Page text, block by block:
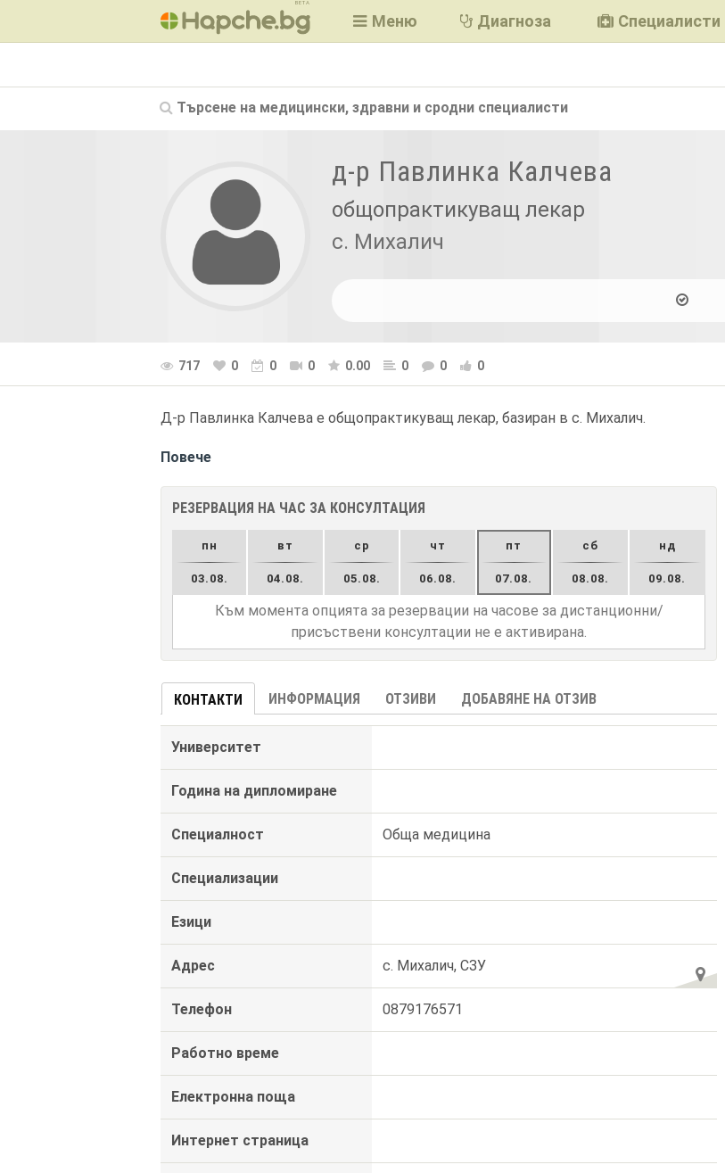
BETA
Меню Диагноза Специалисти
Търсене на медицински, здравни и сродни специалисти
д-р Павлинка Калчева
общопрактикуващ лекар
с. Михалич
717 0 0 0 0.00 0 0 0
Д-р Павлинка Калчева е общопрактикуващ лекар, базиран в с. Михалич.
Повече
РЕЗЕРВАЦИЯ НА ЧАС ЗА КОНСУЛТАЦИЯ
пн
03.08.
вт
04.08.
ср
05.08.
чт
06.08.
пт
07.08.
сб
08.08.
нд
09.08.
Към момента опцията за резервации на часове за дистанционни/
присъствени консултации не е активирана.
КОНТАКТИ ИНФОРМАЦИЯ ОТЗИВИ ДОБАВЯНЕ НА ОТЗИВ
Университет
Година на дипломиране
Специалност Обща медицина
Специализации
Езици
Адрес с. Михалич, СЗУ
Телефон 0879176571
Работно време
Електронна поща
Интернет страница